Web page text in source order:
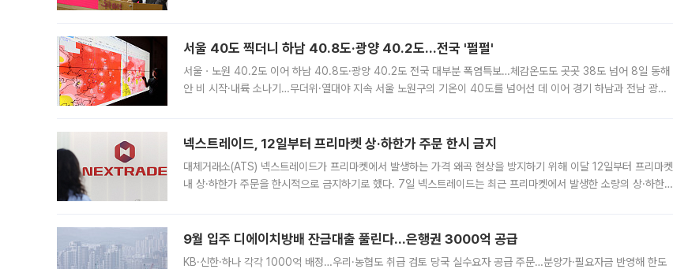
서울 40도 찍더니 하남 40.8도·광양 40.2도…전국 '펄펄'
서울ㆍ노원 40.2도 이어 하남 40.8도·광양 40.2도 전국 대부분 폭염특보…체감온도도 곳곳 38도 넘어 8일 동해
안 비 시작·내륙 소나기…무더위·열대야 지속 서울 노원구의 기온이 40도를 넘어선 데 이어 경기 하남과 전남 광양
넥스트레이드, 12일부터 프리마켓 상·하한가 주문 한시 금지
대체거래소(ATS) 넥스트레이드가 프리마켓에서 발생하는 가격 왜곡 현상을 방지하기 위해 이달 12일부터 프리마켓
내 상·하한가 주문을 한시적으로 금지하기로 했다. 7일 넥스트레이드는 최근 프리마켓에서 발생한 소량의 상·하한
9월 입주 디에이치방배 잔금대출 풀린다…은행권 3000억 공급
KB·신한·하나 각각 1000억 배정…우리·농협도 취급 검토 당국 실수요자 공급 주문…분양가·필요자금 반영해 한도